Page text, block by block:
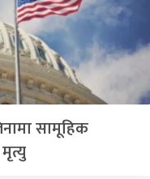
सामूहिक